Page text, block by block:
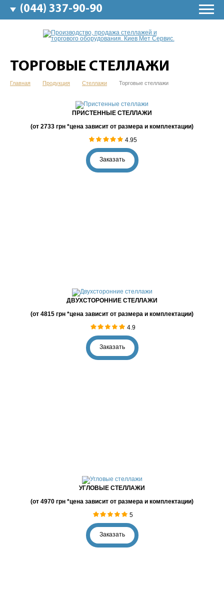
(044) 337-90-90
ТОРГОВЫЕ СТЕЛЛАЖИ
Главная Продукция Стеллажи Торговые стеллажи
ПРИСТЕННЫЕ СТЕЛЛАЖИ
(от 2733 грн *цена зависит от размера и комплектации)
4.95
Заказать
ДВУХСТОРОННИЕ СТЕЛЛАЖИ
(от 4815 грн *цена зависит от размера и комплектации)
4.9
Заказать
УГЛОВЫЕ СТЕЛЛАЖИ
(от 4970 грн *цена зависит от размера и комплектации)
5
Заказать